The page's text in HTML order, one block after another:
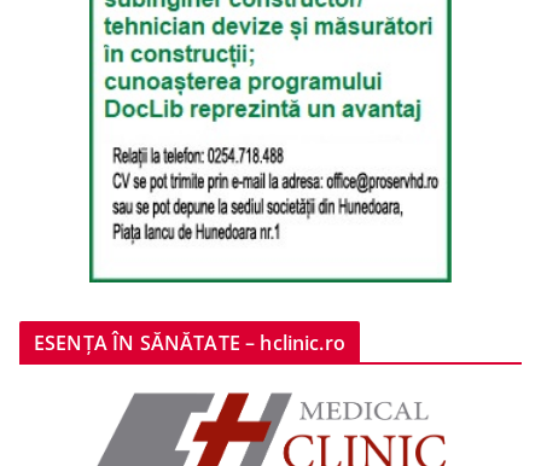
ESENȚA ÎN SĂNĂTATE – hclinic.ro